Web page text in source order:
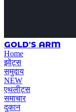
GOLD'S ARM
Home
इवेंट्स
समुदाय
NEW
एथलीट्स
समाचार
दुकान